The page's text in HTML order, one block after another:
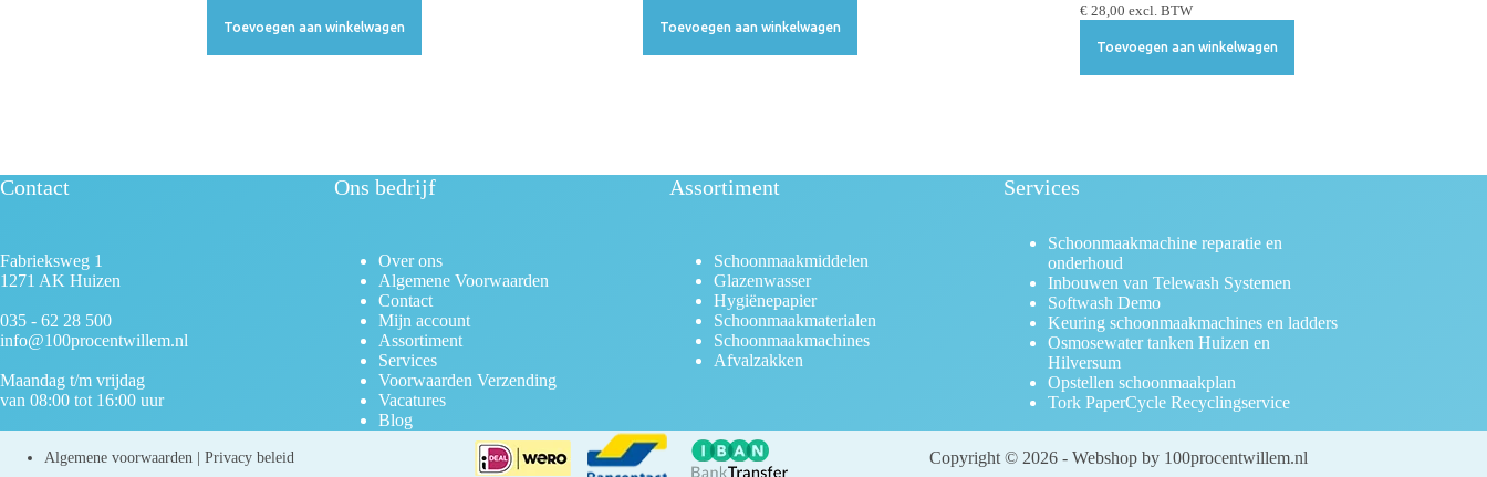
i
e
Toevoegen aan winkelwagen Toevoegen aan winkelwagen
€28,00 excl. BTW
Toevoegen aan winkelwagen
Contact
Fabrieksweg 1
1271 AK Huizen
035 - 62 28 500
info@100procentwillem.nl
Maandag t/m vrijdag
van 08:00 tot 16:00 uur
Ons bedrijf
Over ons
Algemene Voorwaarden
Contact
Mijn account
Assortiment
Services
Voorwaarden Verzending
Vacatures
Blog
Assortiment
Schoonmaakmiddelen
Glazenwasser
Hygiënepapier
Schoonmaakmaterialen
Schoonmaakmachines
Afvalzakken
Services
Schoonmaakmachine reparatie en
onderhoud
Inbouwen van Telewash Systemen
Softwash Demo
Keuring schoonmaakmachines en ladders
Osmosewater tanken Huizen en
Hilversum
Opstellen schoonmaakplan
Tork PaperCycle Recyclingservice
Algemene voorwaarden Privacy beleid Copyright © 2026 - Webshop by 100procentwillem.nl